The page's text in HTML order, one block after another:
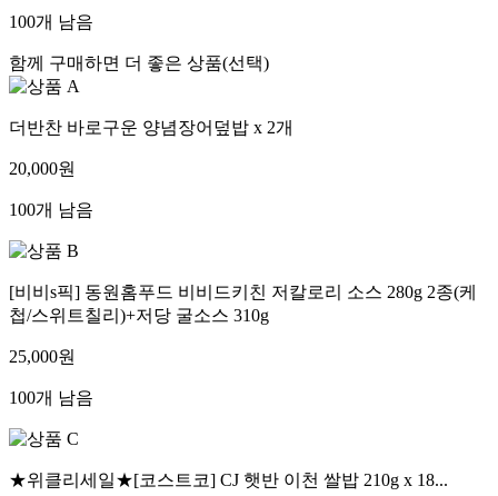
15,000원
100개 남음
함께 구매하면 더 좋은 상품(선택)
더반찬 바로구운 양념장어덮밥 x 2개
20,000원
100개 남음
[비비s픽] 동원홈푸드 비비드키친 저칼로리 소스 280g 2종(케
첩/스위트칠리)+저당 굴소스 310g
25,000원
100개 남음